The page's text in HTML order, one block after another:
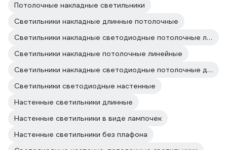
Потолочные накладные светильники
Светильники накладные длинные потолочные
Светильники накладные светодиодные потолочные линейные
Светильники накладные потолочные линейные
Светильники накладные светодиодные потолочные длинные
Светильники светодиодные настенные
Настенные светильники длинные
Настенные светильники в виде лампочек
Настенные светильники без плафона